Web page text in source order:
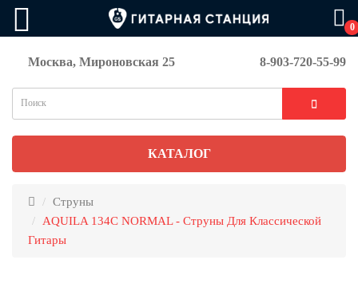
0
Москва, Мироновская 25 8-903-720-55-99
КАТАЛОГ
Струны
AQUILA 134С NORMAL - Струны Для Классической
Гитары